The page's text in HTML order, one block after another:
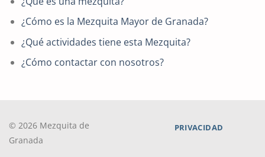
¿Cómo es la Mezquita Mayor de Granada?
¿Qué actividades tiene esta Mezquita?
¿Cómo contactar con nosotros?
© 2026 Mezquita de
Granada
PRIVACIDAD